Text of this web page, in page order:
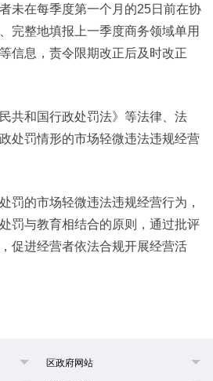
未在每季度第一个月的25日前在协
完整地填报上一季度商务领域单用
信息，责令限期改正后及时改正
和国行政处罚法》等法律、法
处罚情形的市场轻微违法违规经营
的市场轻微违法违规经营行为，
罚与教育相结合的原则，通过批评
促进经营者依法合规开展经营活
区政府网站